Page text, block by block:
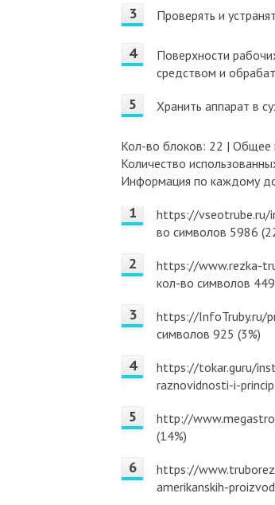
Проверять и
Поверхности
средством и
Хранить аппарат в
Кол-во блоков: 22 | Общее
Количество
Информация по каждому
https://vseotrube.ru/
во символов 5986
https://www.rezka-
кол-во символов
https://InfoTruby.ru/
символов 925 (3%)
https://tokar.guru/
raznovidnosti-i-
http://
(14%)
https://
amerikanskih-